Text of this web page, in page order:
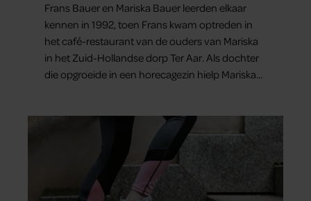
Frans Bauer en Mariska Bauer leerden elkaar
kennen in 1992, toen Frans kwam optreden in
het café-restaurant van de ouders van Mariska
in het Zuid-Hollandse dorp Ter Aar. Als dochter
die opgroeide in een horecagezin hielp Mariska